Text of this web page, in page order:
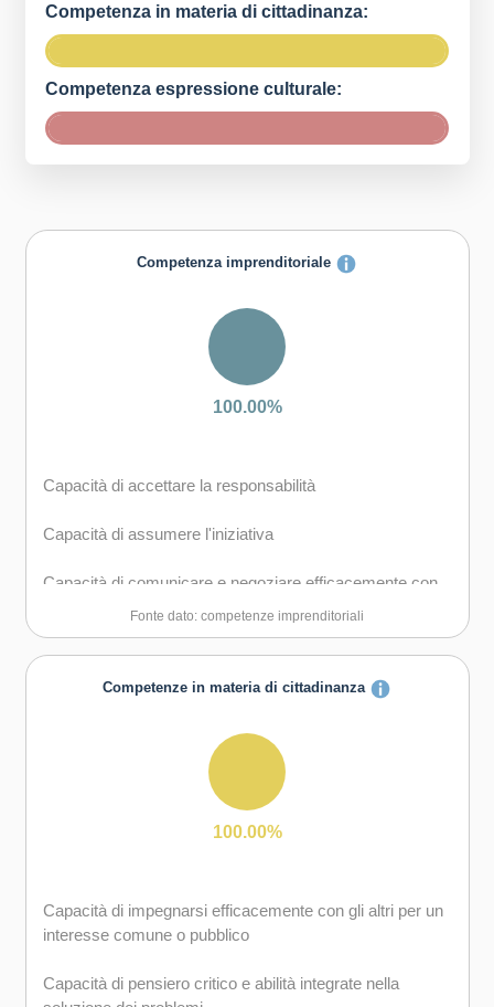
Competenza in materia di cittadinanza:
Competenza espressione culturale:
Competenza imprenditoriale
100.00%
Capacità di accettare la responsabilità
Capacità di assumere l'iniziativa
Capacità di comunicare e negoziare efficacemente con
Capacità di coraggio e perseveranza nel raggiungimento
degli obiettivi
Capacità di gestire l'incertezza, l'ambiguità e il rischio
Capacità di lavorare sia in modalità collaborativa in
Capacità di motivare gli altri e valorizzare le loro idee, di
Fonte dato: competenze imprenditoriali
Competenze in materia di cittadinanza
100.00%
Capacità di impegnarsi efficacemente con gli altri per un
interesse comune o pubblico
Capacità di pensiero critico e abilità integrate nella